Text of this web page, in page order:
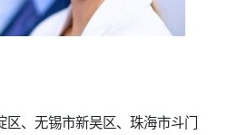
区、无锡市新吴区、珠海市斗门